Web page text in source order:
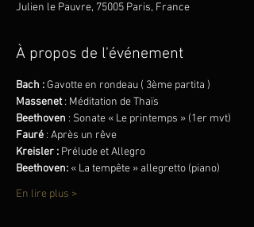
Julien le Pauvre, 75005 Paris, France
À propos de l'événement
Bach : Gavotte en rondeau ( 3ème partita )
Massenet : Méditation de Thaïs
Beethoven : Sonate « Le printemps » (1er mvt)
Fauré : Après un rêve
Kreisler : Prélude et Allegro
Beethoven: « La tempête » allegretto (piano)
En lire plus >